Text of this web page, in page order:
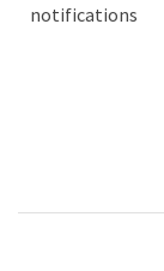
notifications